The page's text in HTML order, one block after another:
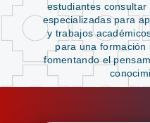
estudiantes
especializadas para
y trabajos
para una formación
fomentando el